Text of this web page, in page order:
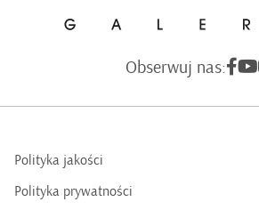
Obserwuj nas:
Polityka jakości
Polityka prywatności